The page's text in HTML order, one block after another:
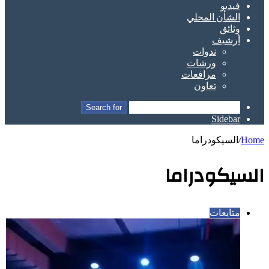
فيديو
الشأن المحلي
وثائق
أرشيف
ندوات
ورشات
مرافعات
تعاون
Search for
Sidebar
Home
/ السيكودراما
السيكودراما
متابعات